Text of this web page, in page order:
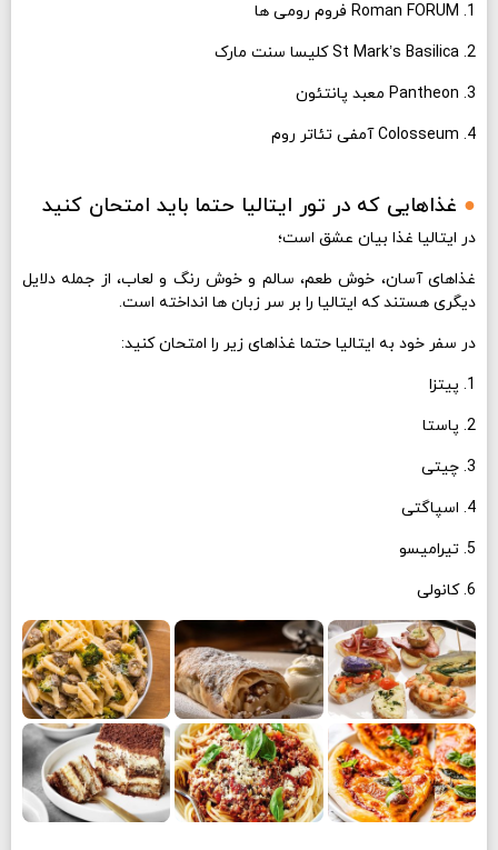
1. Roman FORUM فروم رومی ها
2. St Mark’s Basilica کلیسا سنت مارک
3. Pantheon معبد پانتئون
4. Colosseum آمفی تئاتر روم
● غذاهایی که در تور ایتالیا حتما باید امتحان کنید
در ایتالیا غذا بیان عشق است؛
غذاهای آسان، خوش طعم، سالم و خوش رنگ و لعاب، از جمله دلایل
دیگری هستند که ایتالیا را بر سر زبان ها انداخته است.
در سفر خود به ایتالیا حتما غذاهای زیر را امتحان کنید:
1. پیتزا
2. پاستا
3. چیتی
4. اسپاگتی
5. تیرامیسو
6. کانولی